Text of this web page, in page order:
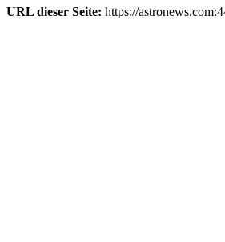
URL dieser Seite: https://